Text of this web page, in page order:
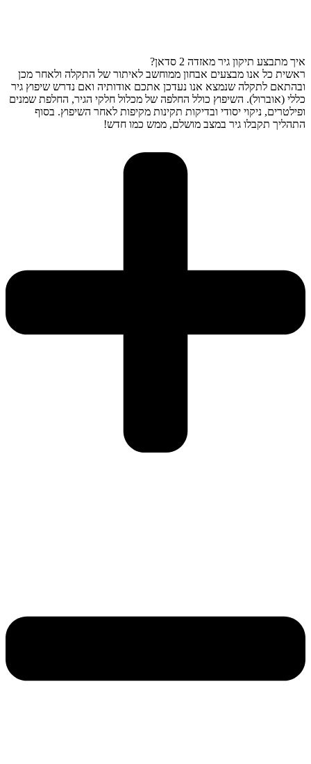
איך מתבצע תיקון גיר מאזדה 2 סדאן?
ראשית כל אנו מבצעים אבחון ממוחשב לאיתור של התקלה ולאחר מכן
ובהתאם לתקלה שנמצא אנו נעדכן אתכם אודותיה ואם נדרש שיפוץ גיר
כללי (אוברול). השיפוץ כולל החלפה של מכלול חלקי הגיר, החלפת שמנים
ופילטרים, ניקוי יסודי ובדיקות תקינות מקיפות לאחר השיפוץ. בסוף
התהליך תקבלו גיר במצב מושלם, ממש כמו חדש!